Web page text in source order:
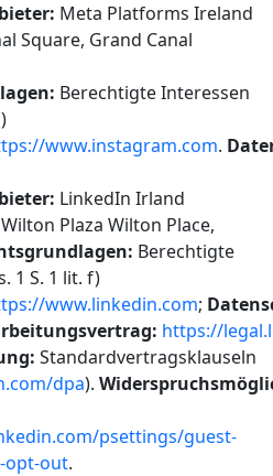
Meta Platforms Ireland
Square, Grand Canal
Berechtigte Interessen
www.instagram.com.
LinkedIn Irland
Plaza Wilton Place,
Berechtigte
1 S. 1 lit. f)
www.linkedin.com;
https://
Standardvertragsklauseln
dpa).
psettings/guest-
opt-out.